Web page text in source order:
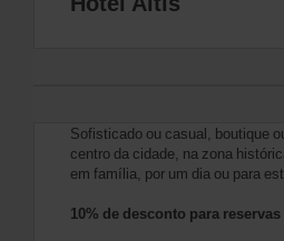
Sofisticado ou casual, boutique
centro da cidade, na zona
em família, por um dia ou para
10% de desconto para